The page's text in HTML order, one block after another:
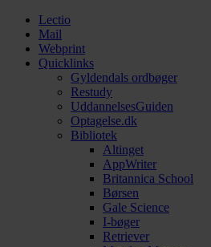
Lectio
Mail
Webprint
Quicklinks
Gyldendals ordbøger
Restudy
UddannelsesGuiden
Optagelse.dk
Bibliotek
Altinget
AppWriter
Britannica School
Børsen
Gale Science
I-bøger
Retriever